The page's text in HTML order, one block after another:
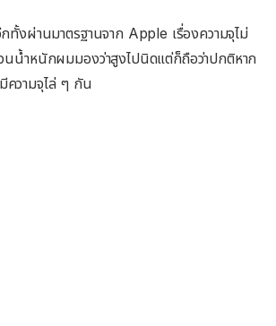
ทั้งผ่านมาตรฐานจาก Apple เรื่องความจุไม่
นน้ำหนักผมมองว่าสูงไปนิดแต่ก็ถือว่าปกติหาก
วามจุไล่ ๆ กัน